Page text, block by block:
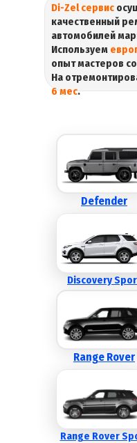
Di-Zel сервис
качественный
автомобилей
Используем
опыт мастеров
На
6 мес.
Discovery
Range Rover
Defender
Range Rover